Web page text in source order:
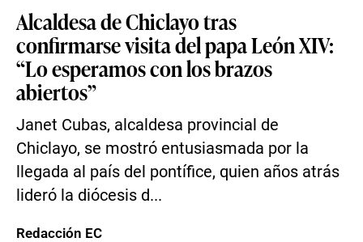
Alcaldesa de Chiclayo tras
confirmarse visita del papa León XIV:
“Lo esperamos con los brazos
abiertos”
Janet Cubas, alcaldesa provincial de
Chiclayo, se mostró entusiasmada por la
llegada al país del pontífice, quien años atrás
lideró la diócesis d...
Redacción EC